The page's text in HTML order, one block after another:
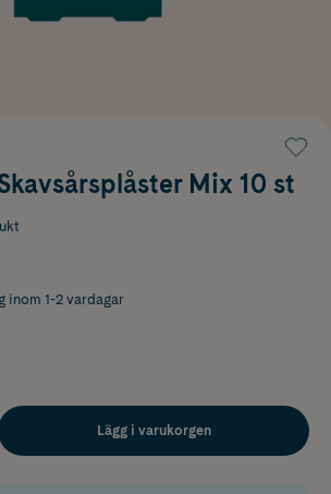
Mix 10 st
inom 1-2 vardagar
Lägg i varukorgen